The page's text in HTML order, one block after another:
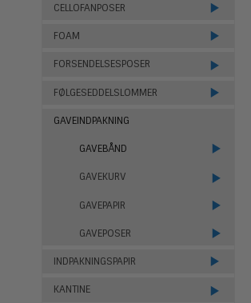
CELLOFANPOSER
FOAM
FORSENDELSESPOSER
FØLGESEDDELSLOMMER
GAVEINDPAKNING
GAVEBÅND
GAVEKURV
GAVEPAPIR
GAVEPOSER
INDPAKNINGSPAPIR
KANTINE